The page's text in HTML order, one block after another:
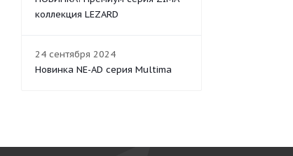
коллекция LEZARD
24 сентября 2024
Новинка NE-AD серия Multima